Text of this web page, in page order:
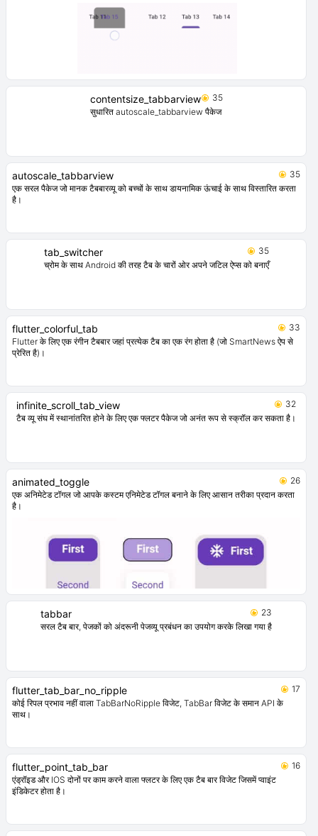
contentsize_tabbarview
35
सुधारित autoscale_tabbarview पैकेज
autoscale_tabbarview
35
एक सरल पैकेज जो मानक टैबबारव्यू को बच्चों के साथ डायनामिक ऊंचाई के साथ विस्तारित करता
है।
tab_switcher
35
च्रोम के साथ Android की तरह टैब के चारों ओर अपने जटिल ऐप्स को बनाएँ
flutter_colorful_tab
33
Flutter के लिए एक रंगीन टैबबार जहां प्रत्येक टैब का एक रंग होता है (जो SmartNews ऐप से
प्रेरित है)।
infinite_scroll_tab_view
32
टैब व्यू संघ में स्थानांतरित होने के लिए एक फ्लटर पैकेज जो अनंत रूप से स्क्रॉल कर सकता है।
animated_toggle
26
एक अनिमेटेड टॉगल जो आपके कस्टम एनिमेटेड टॉगल बनाने के लिए आसान तरीका प्रदान करता
है।
tabbar
23
सरल टैब बार, पेजकों को अंदरूनी पेजव्यू प्रबंधन का उपयोग करके लिखा गया है
flutter_tab_bar_no_ripple
17
कोई रिपल प्रभाव नहीं वाला TabBarNoRipple विजेट, TabBar विजेट के समान API के
साथ।
flutter_point_tab_bar
16
एंड्रॉइड और IOS दोनों पर काम करने वाला फ्लटर के लिए एक टैब बार विजेट जिसमें प्वाइंट
इंडिकेटर होता है।